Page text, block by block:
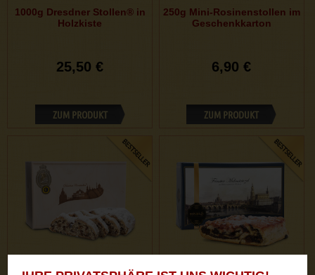
1000g Dresdner Stollen® in
Holzkiste
25,50 €
ZUM PRODUKT
250g Mini-Rosinenstollen im
Geschenkkarton
6,90 €
ZUM PRODUKT